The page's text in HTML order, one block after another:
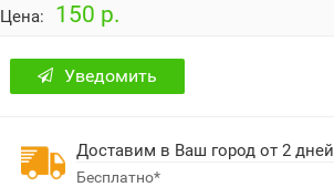
Цена: 150 р.
Уведомить
Доставим в Ваш город от 2 дней
Бесплатно*